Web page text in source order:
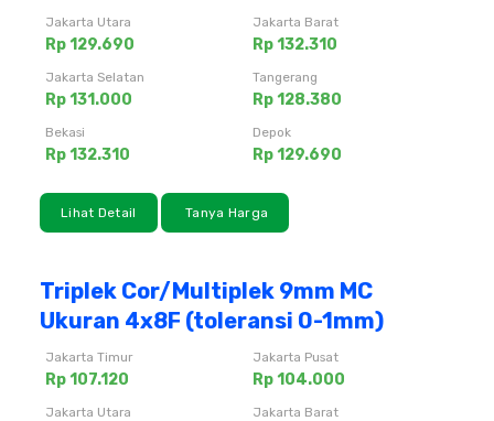
Jakarta Utara
Rp 129.690
Jakarta Barat
Rp 132.310
Jakarta Selatan
Rp 131.000
Tangerang
Rp 128.380
Bekasi
Rp 132.310
Depok
Rp 129.690
Lihat Detail Tanya Harga
Triplek Cor/Multiplek 9mm MC
Ukuran 4x8F (toleransi 0-1mm)
Jakarta Timur
Rp 107.120
Jakarta Pusat
Rp 104.000
Jakarta Utara Jakarta Barat